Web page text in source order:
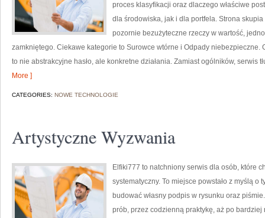
proces klasyfikacji oraz dlaczego właściwe
dla środowiska, jak i dla portfela. Strona
pozornie bezużyteczne rzeczy w wartość,
zamkniętego. Ciekawe kategorie to Surowce wtórne i Odpady niebezpieczne.
to nie abstrakcyjne hasło, ale konkretne działania. Zamiast ogólników, serwis
More ]
CATEGORIES: NOWE TECHNOLOGIE
Artystyczne Wyzwania
Elfiki777 to natchniony serwis dla osób, które
systematyczny. To miejsce powstało z myślą
budować własny podpis w rysunku oraz
prób, przez codzienną praktykę, aż po